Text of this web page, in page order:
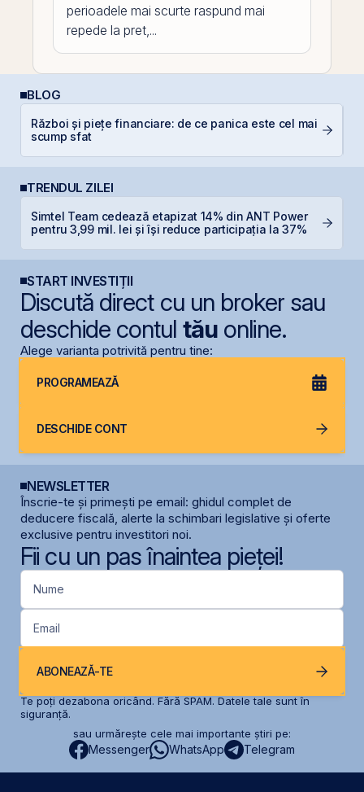
perioadele mai scurte raspund mai
repede la pret,...
BLOG
Război și piețe financiare: de ce panica este cel mai
scump sfat
TRENDUL ZILEI
Simtel Team cedează etapizat 14% din ANT Power
pentru 3,99 mil. lei și își reduce participația la 37%
START INVESTIȚII
Discută direct cu un broker sau
deschide contul tăuonline.
Alege varianta potrivită pentru tine:
PROGRAMEAZĂ
DESCHIDE CONT
NEWSLETTER
Înscrie-te și primești pe email: ghidul complet de
deducere fiscală, alerte la schimbari legislative și oferte
exclusive pentru investitori noi.
Fii cu un pas înaintea pieței!
Nume
Email
ABONEAZĂ-TE
Te poți dezabona oricând. Fără SPAM. Datele tale sunt în
siguranță.
sau urmărește cele mai importante știri pe:
Messenger WhatsApp Telegram